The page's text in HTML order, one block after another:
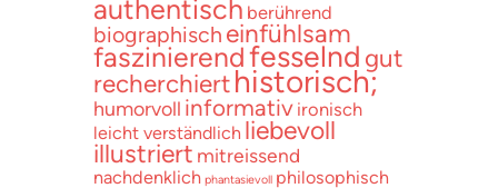
authentisch berührend
biographisch einfühlsam
faszinierendfesselnd gut
recherchierthistorisch;
humorvoll informativ ironisch
leicht verständlich liebevoll
illustriert mitreissend
nachdenklich phantasievoll philosophisch